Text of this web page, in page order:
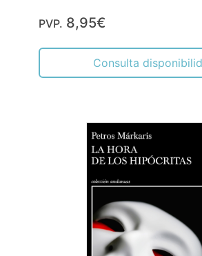
PVP. 8,95€
Consulta